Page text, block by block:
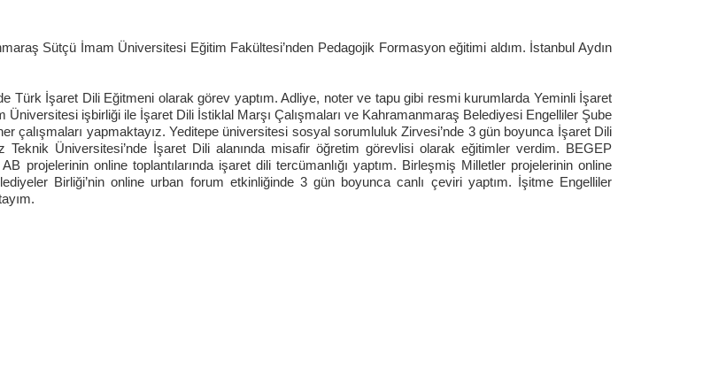
Sütçü İmam Üniversitesi Eğitim Fakültesi’nden Pedagojik Formasyon eğitimi aldım. İstanbul Aydın
Türk İşaret Dili Eğitmeni olarak görev yaptım. Adliye, noter ve tapu gibi resmi kurumlarda Yeminli İşaret
işbirliği ile İşaret Dili İstiklal Marşı Çalışmaları ve Kahramanmaraş Belediyesi Engelliler Şube
çalışmaları yapmaktayız. Yeditepe üniversitesi sosyal sorumluluk Zirvesi’nde 3 gün boyunca İşaret Dili
Teknik Üniversitesi’nde İşaret Dili alanında misafir öğretim görevlisi olarak eğitimler verdim. BEGEP
projelerinin online toplantılarında işaret dili tercümanlığı yaptım. Birleşmiş Milletler projelerinin online
Birliği’nin online urban forum etkinliğinde 3 gün boyunca canlı çeviri yaptım. İşitme Engelliler